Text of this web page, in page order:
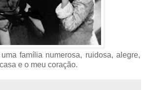
família numerosa, ruidosa, alegre,
e o meu coração.